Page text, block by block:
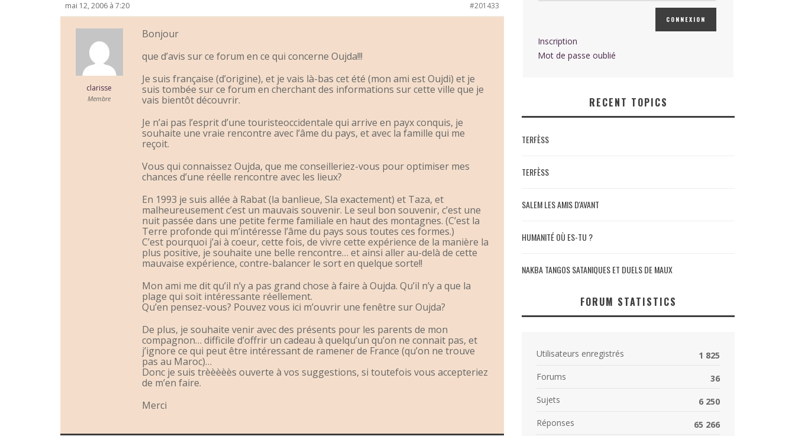
mai 12, 2006 à 7:20 #201433
clarisse
Membre
Bonjour
que d’avis sur ce forum en ce qui concerne Oujda!!!
Je suis française (d’origine), et je vais là-bas cet été (mon ami est Oujdi) et je
suis tombée sur ce forum en cherchant des informations sur cette ville que je
vais bientôt découvrir.
Je n’ai pas l’esprit d’une touristeoccidentale qui arrive en payx conquis, je
souhaite une vraie rencontre avec l’âme du pays, et avec la famille qui me
reçoit.
Vous qui connaissez Oujda, que me conseilleriez-vous pour optimiser mes
chances d’une réelle rencontre avec les lieux?
En 1993 je suis allée à Rabat (la banlieue, Sla exactement) et Taza, et
malheureusement c’est un mauvais souvenir. Le seul bon souvenir, c’est une
nuit passée dans une petite ferme familiale en haut des montagnes. (C’est la
Terre profonde qui m’intéresse l’âme du pays sous toutes ces formes.)
C’est pourquoi j’ai à coeur, cette fois, de vivre cette expérience de la manière la
plus positive, je souhaite une belle rencontre… et ainsi aller au-delà de cette
mauvaise expérience, contre-balancer le sort en quelque sorte!!
Mon ami me dit qu’il n’y a pas grand chose à faire à Oujda. Qu’il n’y a que la
plage qui soit intéressante réellement.
Qu’en pensez-vous? Pouvez vous ici m’ouvrir une fenêtre sur Oujda?
De plus, je souhaite venir avec des présents pour les parents de mon
compagnon… difficile d’offrir un cadeau à quelqu’un qu’on ne connait pas, et
j’ignore ce qui peut être intéressant de ramener de France (qu’on ne trouve
pas au Maroc)…
Donc je suis trèèèèès ouverte à vos suggestions, si toutefois vous accepteriez
de m’en faire.
Merci
CONNEXION
Inscription
Mot de passe oublié
RECENT TOPICS
TERFÈSS
TERFÈSS
SALEM LES AMIS D'AVANT
HUMANITÉ OÙ ES-TU ?
NAKBA TANGOS SATANIQUES ET DUELS DE MAUX
FORUM STATISTICS
Utilisateurs enregistrés
1 825
Forums
36
Sujets
6 250
Réponses
65 266